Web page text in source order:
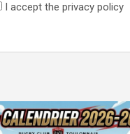
I accept the privacy policy